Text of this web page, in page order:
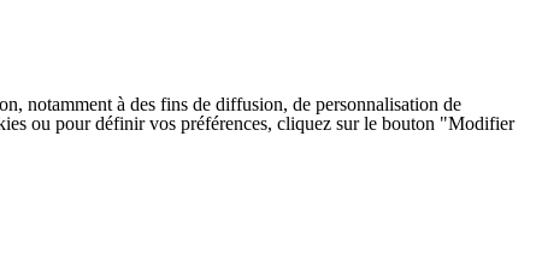
notamment à des fins de diffusion, de personnalisation de
ou pour définir vos préférences, cliquez sur le bouton "Modifier